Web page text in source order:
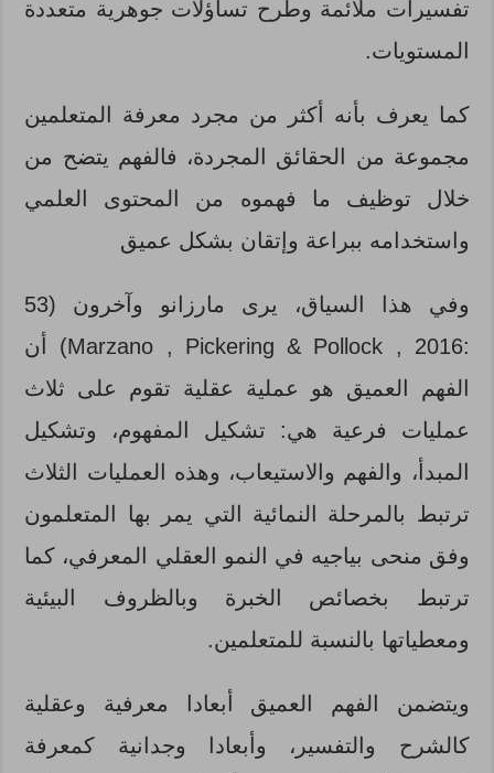
تفسيرات ملائمة وطرح تساؤلات جوهرية متعددة
المستويات.
كما يعرف بأنه أكثر من مجرد معرفة المتعلمين
مجموعة من الحقائق المجردة، فالفهم يتضح من
خلال توظيف ما فهموه من المحتوى العلمي
واستخدامه ببراعة وإتقان بشكل عميق
وفي هذا السياق، يرى مارزانو وآخرون (53
:2016 , Marzano , Pickering & Pollock) أن
الفهم العميق هو عملية عقلية تقوم على ثلاث
عمليات فرعية هي: تشكيل المفهوم، وتشكيل
المبدأ، والفهم والاستيعاب، وهذه العمليات الثلاث
ترتبط بالمرحلة النمائية التي يمر بها المتعلمون
وفق منحى بياجيه في النمو العقلي المعرفي، كما
ترتبط بخصائص الخبرة وبالظروف البيئية
ومعطياتها بالنسبة للمتعلمين.
ويتضمن الفهم العميق أبعادا معرفية وعقلية
كالشرح والتفسير، وأبعادا وجدانية كمعرفة